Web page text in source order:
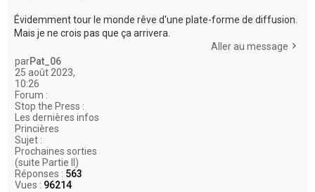
Évidemment tour le monde rêve d'une plate-forme de diffusion.
Mais je ne crois pas que ça arrivera.
Aller au message
parPat_06
25 août 2023,
10:26
Forum :
Stop the Press :
Les dernières infos
Princières
Sujet :
Prochaines sorties
(suite Partie II)
Réponses : 563
Vues : 96214